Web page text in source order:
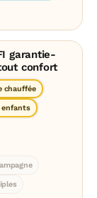
garantie-
confort
chauffée
enfants